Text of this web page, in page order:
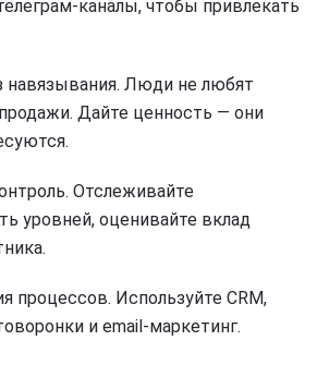
каналы, чтобы привлекать
навязывания. Люди не любят
Дайте ценность — они
Отслеживайте
уровней, оценивайте вклад
процессов. Используйте CRM,
и email-маркетинг.